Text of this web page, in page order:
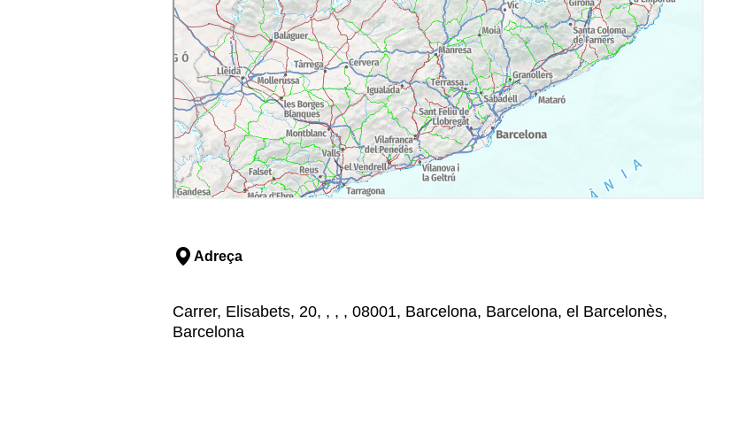
Adreça
Carrer, Elisabets, 20, , , , 08001, Barcelona, Barcelona, el Barcelonès,
Barcelona